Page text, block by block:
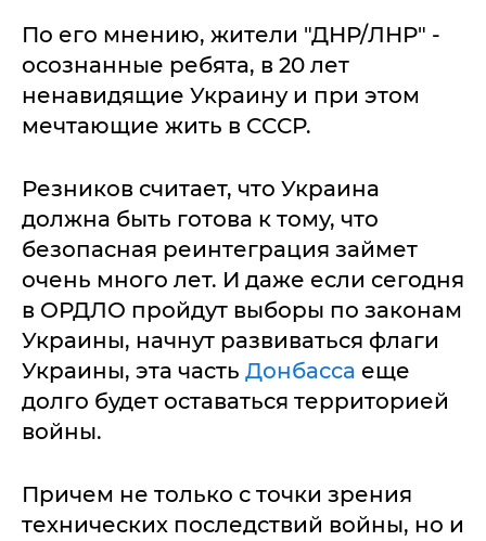
По его мнению, жители "ДНР/ЛНР" -
осознанные ребята, в 20 лет
ненавидящие Украину и при этом
мечтающие жить в СССР.
Резников считает, что Украина
должна быть готова к тому, что
безопасная реинтеграция займет
очень много лет. И даже если сегодня
в ОРДЛО пройдут выборы по законам
Украины, начнут развиваться флаги
Украины, эта часть Донбасса еще
долго будет оставаться территорией
войны.
Причем не только с точки зрения
технических последствий войны, но и